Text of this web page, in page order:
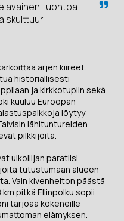
luontoa
arjen kiireet.
historiallisesti
ja kirkkotupiin sekä
kuuluu Euroopan
löytyy
lähituntureiden
pilkkijöitä.
ulkoilijan paratiisi.
tutustumaan alueen
Vain kivenheiton päästä
pitkä Ellinpolku sopii
tarjoaa kokeneille
elämyksen.